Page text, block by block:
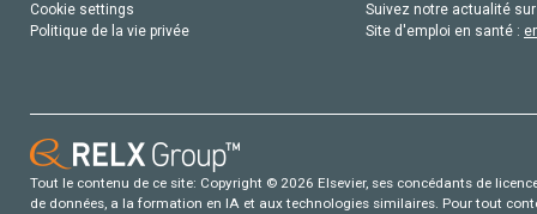
Cookie settings
Politique de la vie privée
Suivez notre actualité
Site d'emploi en santé :
Tout le contenu de ce site: Copyright © 2026 Elsevier, ses concédants de
de données, a la formation en IA et aux technologies similaires. Pour tout